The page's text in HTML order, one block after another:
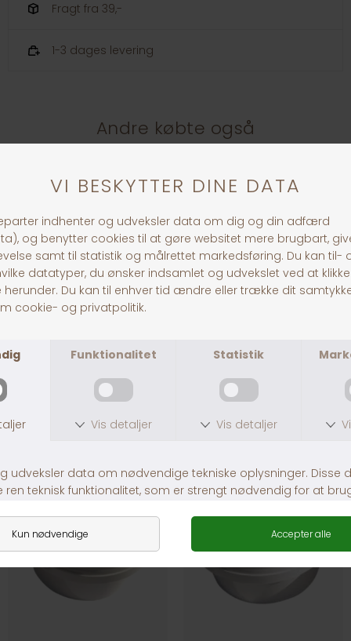
Fragt fra 39,-
1-3 dages levering
Andre købte også
Hundeis Lollipop Refill
Whesco Lammehorn
DKK 45,00